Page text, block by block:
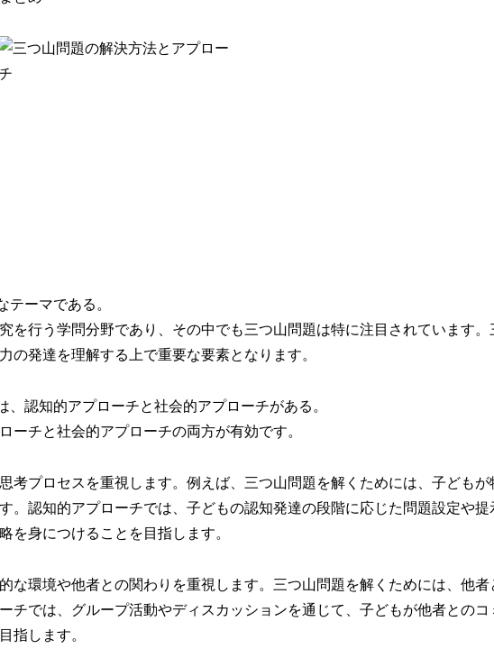
ーマである。
を行う学問分野であり、その中でも三つ山問題は特に注目されています。
発達を理解する上で重要な要素となります。
認知的アプローチと社会的アプローチがある。
ーチと社会的アプローチの両方が有効です。
考プロセスを重視します。例えば、三つ山問題を解くためには、子どもが
。認知的アプローチでは、子どもの認知発達の段階に応じた問題設定や提
を身につけることを目指します。
な環境や他者との関わりを重視します。三つ山問題を解くためには、他者
チでは、グループ活動やディスカッションを通じて、子どもが他者とのコ
指します。